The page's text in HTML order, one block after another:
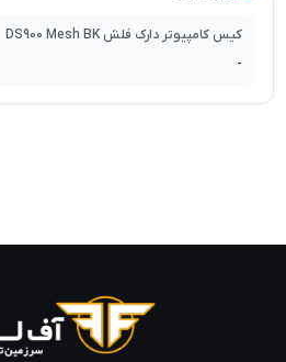
کیس کامپیوتر دارک فلش DS900 Mesh BK
-